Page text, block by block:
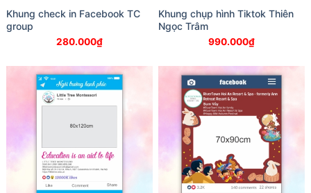
Khung check in Facebook TC
group
280.000₫
Khung chụp hình Tiktok Thiên
Ngọc Trâm
990.000₫